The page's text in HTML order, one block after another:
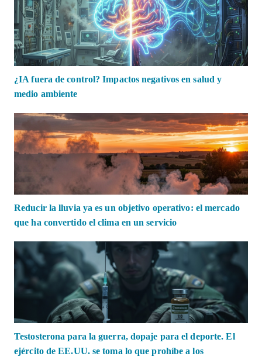
¿IA fuera de control? Impactos negativos en salud y
medio ambiente
Reducir la lluvia ya es un objetivo operativo: el mercado
que ha convertido el clima en un servicio
Testosterona para la guerra, dopaje para el deporte. El
ejército de EE.UU. se toma lo que prohíbe a los